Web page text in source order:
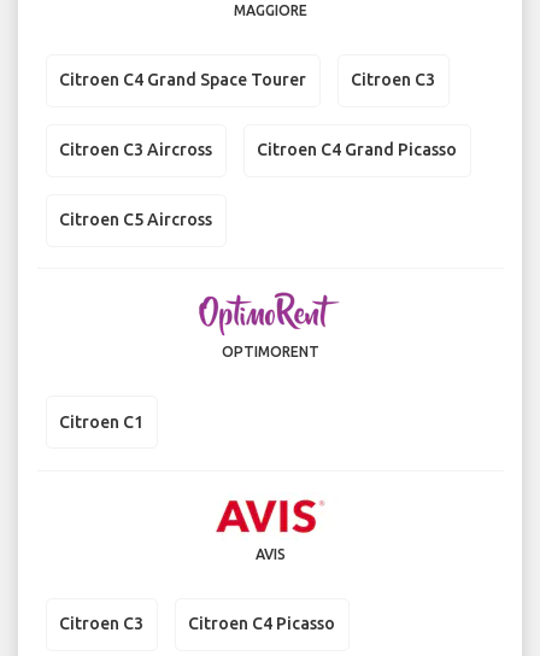
MAGGIORE
Citroen C4 Grand Space Tourer Citroen C3
Citroen C3 Aircross Citroen C4 Grand Picasso
Citroen C5 Aircross
OPTIMORENT
Citroen C1
AVIS
Citroen C3 Citroen C4 Picasso